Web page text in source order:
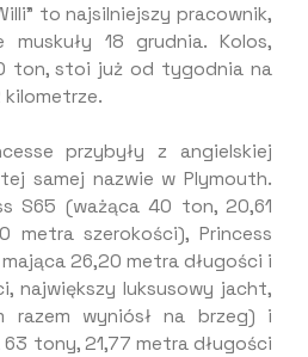
to najsilniejszy pracownik,
18 grudnia. Kolos,
ton, stoi już od tygodnia na
kilometrze.
przybyły z angielskiej
samej nazwie w Plymouth.
S65 (ważąca 40 ton, 20,61
metra szerokości), Princess
26,20 metra długości i
największy luksusowy jacht,
razem wyniósł na brzeg) i
tony, 21,77 metra długości